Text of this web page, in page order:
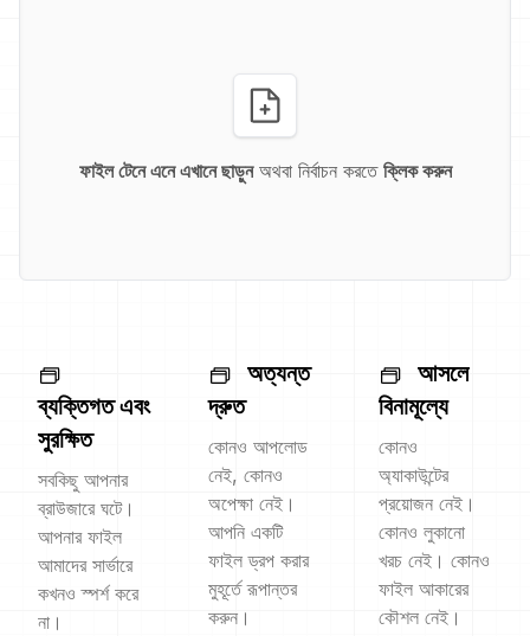
ফাইল টেনে এনে এখানে ছাড়ুনঅথবা নির্বাচন করতে ক্লিক করুন
ব্যক্তিগত এবং
সুরক্ষিত
সবকিছু আপনার
ব্রাউজারে ঘটে।
আপনার ফাইল
আমাদের সার্ভারে
কখনও স্পর্শ করে
না।
অত্যন্ত
দ্রুত
কোনও আপলোড
নেই, কোনও
অপেক্ষা নেই।
আপনি একটি
ফাইল ড্রপ করার
মুহূর্তে রূপান্তর
করুন।
আসলে
বিনামূল্যে
কোনও
অ্যাকাউন্টের
প্রয়োজন নেই।
কোনও লুকানো
খরচ নেই। কোনও
ফাইল আকারের
কৌশল নেই।